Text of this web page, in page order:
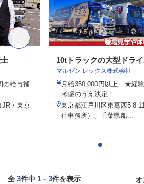
の給与補
JR・東京
10tトラックの大型ドラ
マルゼン レックス株式会社
月給350,000円以上 ★経
考慮のうえ決定！
東京都江戸川区東葛西5-8-
社事務所）、千葉県船...
全 3件中 1 - 3件を表示